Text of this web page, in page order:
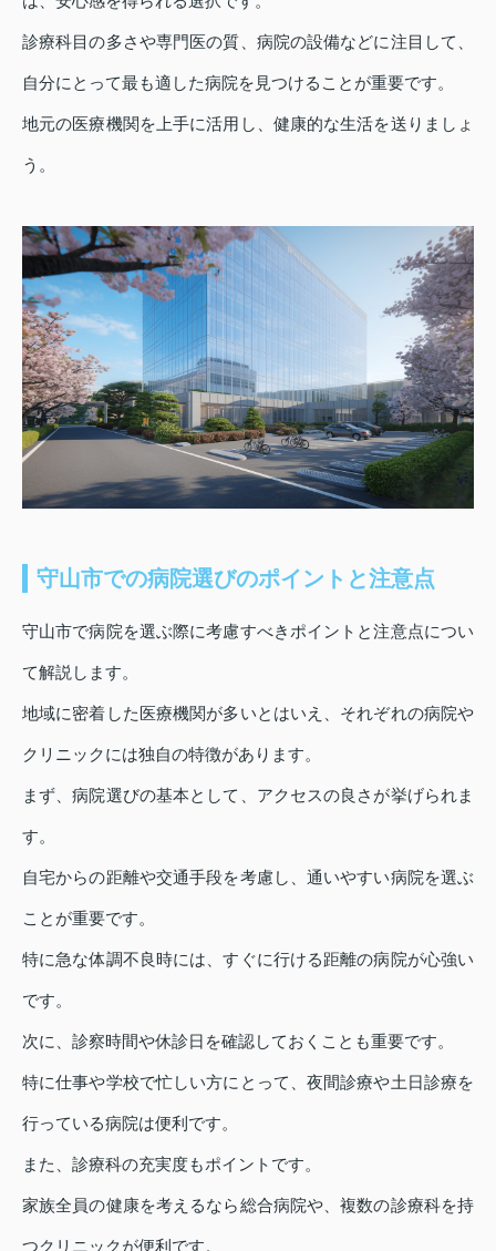
診療科目の多さや専門医の質、病院の設備などに注目して、
自分にとって最も適した病院を見つけることが重要です。
地元の医療機関を上手に活用し、健康的な生活を送りましょ
う。
守山市での病院選びのポイントと注意点
守山市で病院を選ぶ際に考慮すべきポイントと注意点につい
て解説します。
地域に密着した医療機関が多いとはいえ、それぞれの病院や
クリニックには独自の特徴があります。
まず、病院選びの基本として、アクセスの良さが挙げられま
す。
自宅からの距離や交通手段を考慮し、通いやすい病院を選ぶ
ことが重要です。
特に急な体調不良時には、すぐに行ける距離の病院が心強い
です。
次に、診察時間や休診日を確認しておくことも重要です。
特に仕事や学校で忙しい方にとって、夜間診療や土日診療を
行っている病院は便利です。
また、診療科の充実度もポイントです。
家族全員の健康を考えるなら総合病院や、複数の診療科を持
つクリニックが便利です。